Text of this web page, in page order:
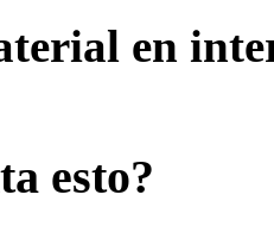
en
esto?